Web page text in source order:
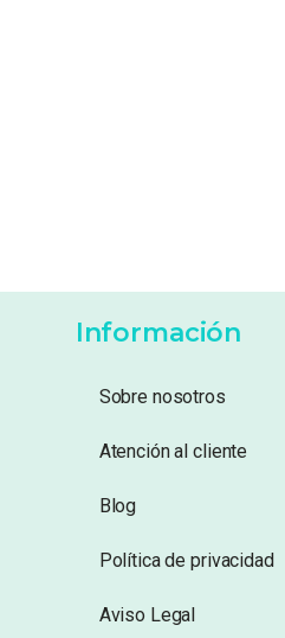
Información
Sobre nosotros
Atención al cliente
Blog
Política de privacidad
Aviso Legal